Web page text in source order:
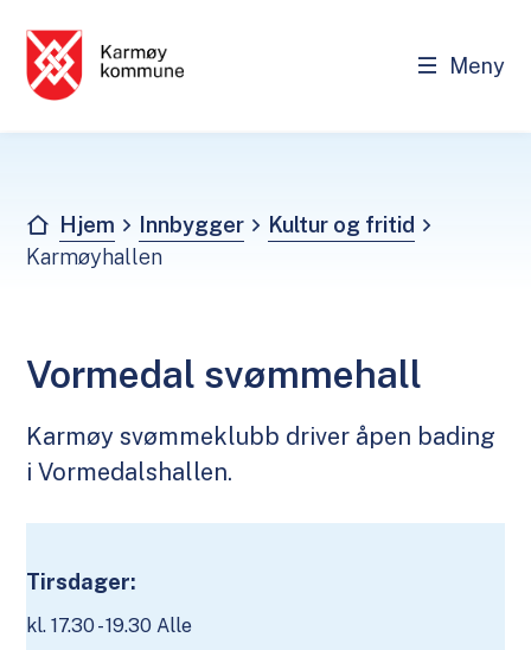
Meny
Du er her:
Hjem Innbygger
Kultur og fritid
Karmøyhallen
Vormedal svømmehall
Karmøy svømmeklubb driver åpen bading
i Vormedalshallen.
Tirsdager:
kl. 17.30 - 19.30 Alle